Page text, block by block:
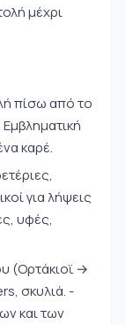
μέχρι
πίσω από το
καρέ.
για λήψεις
υφές,
(Ορτάκιοϊ →
σκυλιά. -
και των